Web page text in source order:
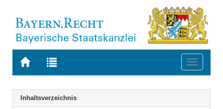
Zur
BAYERN.RECHT
Zur
letzten
Suche
Toggle
Navigation
Inhaltsverzeichnis